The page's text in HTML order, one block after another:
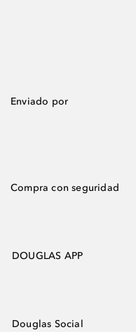
Enviado por
Compra con seguridad
DOUGLAS APP
Douglas Social